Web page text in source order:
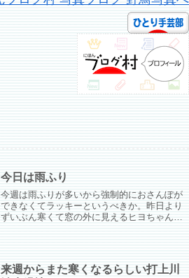
今日は雨ふり
今週は雨ふりが多いから強制的におさんぽが
できなくてラッキーというべきか。昨日より
ずいぶん寒くて窓の外に見えるヒヨちゃんが
来週からまた寒くなるらしい打上川